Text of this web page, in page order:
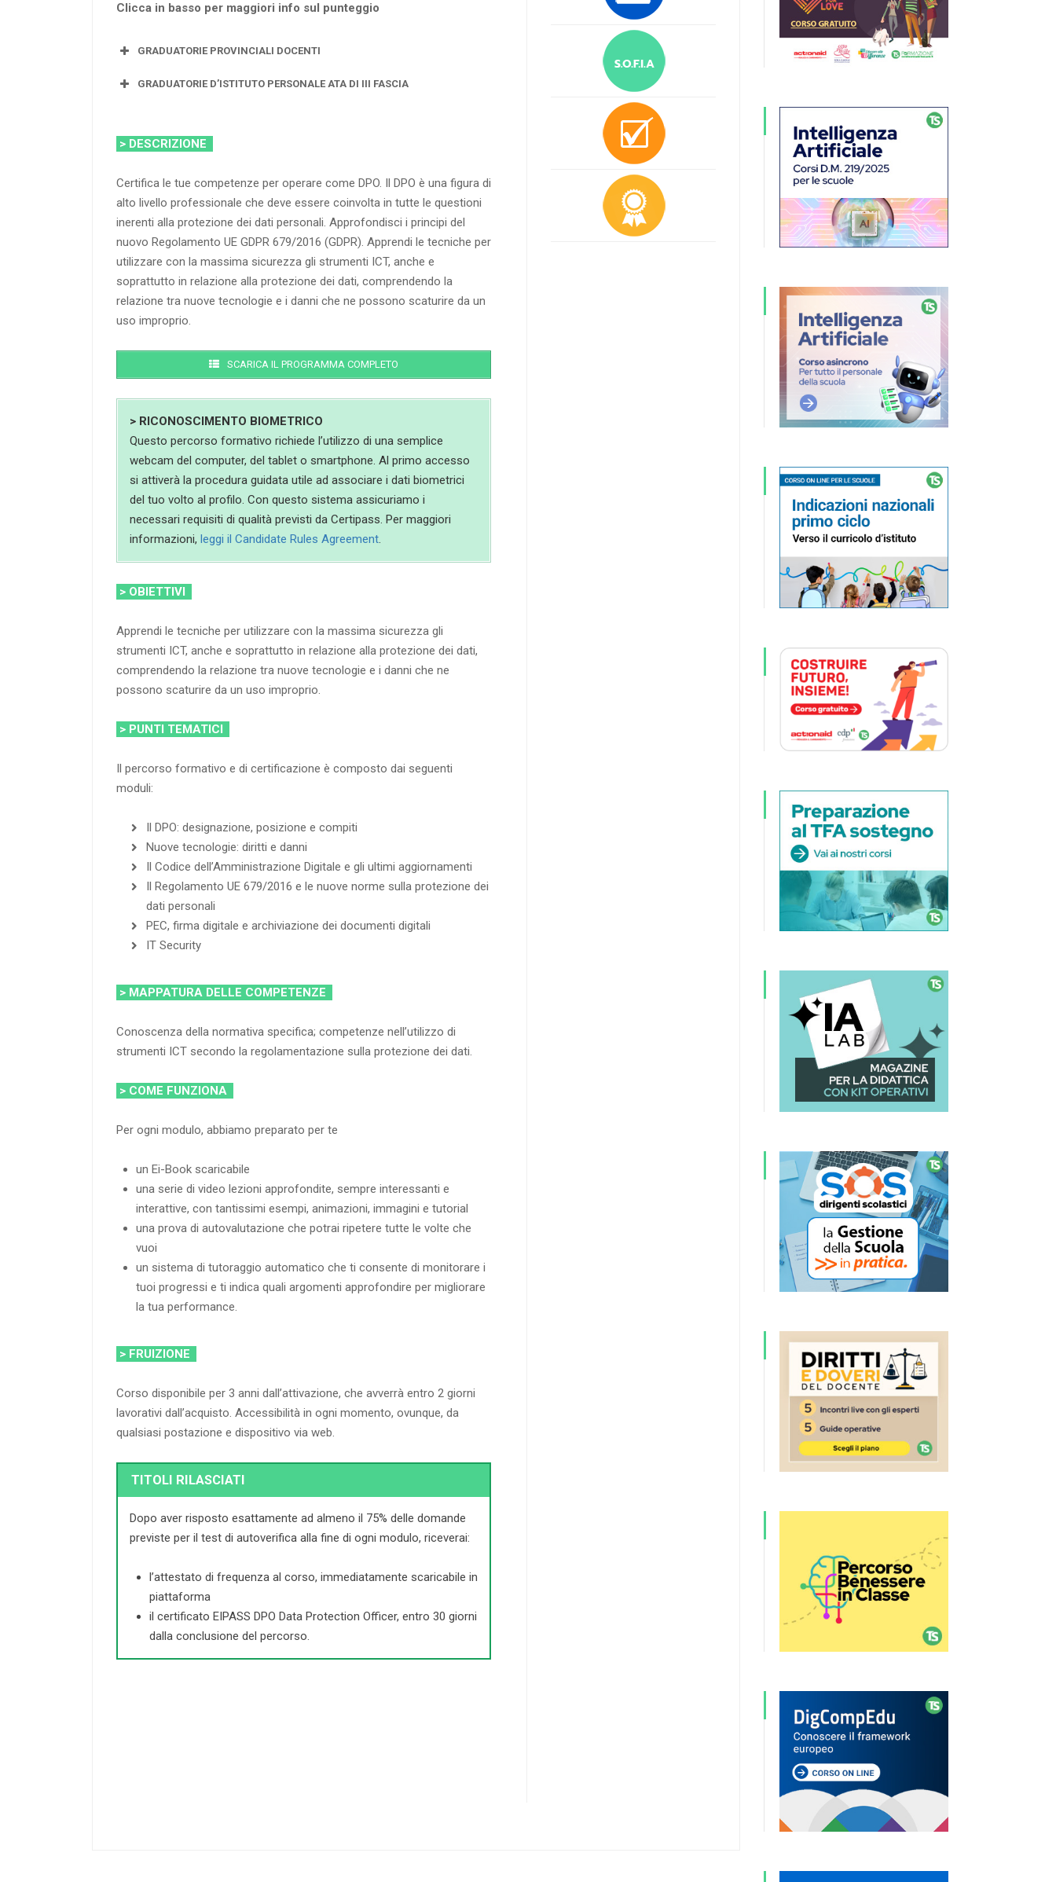
Clicca in basso per maggiori info sul punteggio
GRADUATORIE PROVINCIALI DOCENTI
GRADUATORIE D’ISTITUTO PERSONALE ATA DI III FASCIA
> DESCRIZIONE
Certifica le tue competenze per operare come DPO. Il DPO è una figura di
alto livello professionale che deve essere coinvolta in tutte le questioni
inerenti alla protezione dei dati personali. Approfondisci i principi del
nuovo Regolamento UE GDPR 679/2016 (GDPR). Apprendi le tecniche per
utilizzare con la massima sicurezza gli strumenti ICT, anche e
soprattutto in relazione alla protezione dei dati, comprendendo la
relazione tra nuove tecnologie e i danni che ne possono scaturire da un
uso improprio.
SCARICA IL PROGRAMMA COMPLETO
> RICONOSCIMENTO BIOMETRICO
Questo percorso formativo richiede l’utilizzo di una semplice
webcam del computer, del tablet o smartphone. Al primo accesso
si attiverà la procedura guidata utile ad associare i dati biometrici
del tuo volto al profilo. Con questo sistema assicuriamo i
necessari requisiti di qualità previsti da Certipass. Per maggiori
informazioni, leggi il Candidate Rules Agreement.
> OBIETTIVI
Apprendi le tecniche per utilizzare con la massima sicurezza gli
strumenti ICT, anche e soprattutto in relazione alla protezione dei dati,
comprendendo la relazione tra nuove tecnologie e i danni che ne
possono scaturire da un uso improprio.
> PUNTI TEMATICI
Il percorso formativo e di certificazione è composto dai seguenti
moduli:
Il DPO: designazione, posizione e compiti
Nuove tecnologie: diritti e danni
Il Codice dell’Amministrazione Digitale e gli ultimi aggiornamenti
Il Regolamento UE 679/2016 e le nuove norme sulla protezione dei
dati personali
PEC, firma digitale e archiviazione dei documenti digitali
IT Security
> MAPPATURA DELLE COMPETENZE
Conoscenza della normativa specifica; competenze nell’utilizzo di
strumenti ICT secondo la regolamentazione sulla protezione dei dati.
> COME FUNZIONA
Per ogni modulo, abbiamo preparato per te
un Ei-Book scaricabile
una serie di video lezioni approfondite, sempre interessanti e
interattive, con tantissimi esempi, animazioni, immagini e tutorial
una prova di autovalutazione che potrai ripetere tutte le volte che
vuoi
un sistema di tutoraggio automatico che ti consente di monitorare i
tuoi progressi e ti indica quali argomenti approfondire per migliorare
la tua performance.
> FRUIZIONE
Corso disponibile per 3 anni dall’attivazione, che avverrà entro 2 giorni
lavorativi dall’acquisto. Accessibilità in ogni momento, ovunque, da
qualsiasi postazione e dispositivo via web.
TITOLI RILASCIATI
Dopo aver risposto esattamente ad almeno il 75% delle domande
previste per il test di autoverifica alla fine di ogni modulo, riceverai:
l’attestato di frequenza al corso, immediatamente scaricabile in
piattaforma
il certificato EIPASS DPO Data Protection Officer, entro 30 giorni
dalla conclusione del percorso.